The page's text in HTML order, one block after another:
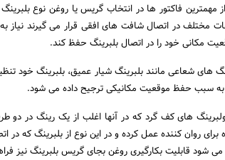
مهمترین فاکتور ها در انتخاب گریس یا روغن نوع
مختلف در اتصال شافت های افقی قرار می گیرند نیاز
مکانی خود را در اتصال بلبرینگ حفظ کند.
های شعاعی مانند بلبرینگ شیار عمیق، بلبرینگ خود
سبب حفظ موقعیت مکانیکی ترجیح داده می شود.
های کف گرد که در آنها اغلب از یک رینگ در
برای روان کننده عمل کرده و در این نوع از بلبرینگ که
شود قابلیت بکارگیری روغن بجای گریس بلبرینگ نیز